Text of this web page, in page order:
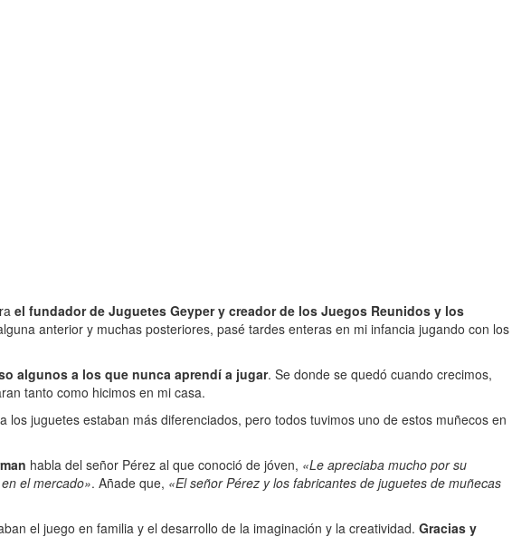
el fundador de Juguetes Geyper y creador de los Juegos Reunidos y los
anterior y muchas posteriores, pasé tardes enteras en mi infancia jugando con los
algunos a los que nunca aprendí a jugar. Se donde se quedó cuando crecimos,
tanto como hicimos en mi casa.
los juguetes estaban más diferenciados, pero todos tuvimos uno de estos muñecos en
habla del señor Pérez al que conoció de jóven, «Le apreciaba mucho por su
el mercado». Añade que, «El señor Pérez y los fabricantes de juguetes de muñecas
el juego en familia y el desarrollo de la imaginación y la creatividad. Gracias y